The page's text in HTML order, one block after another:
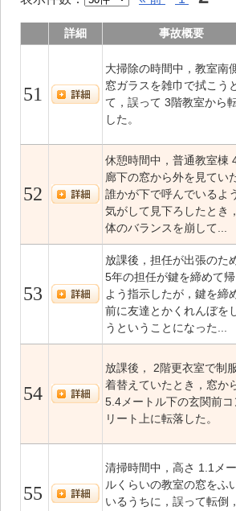
詳細 事故概要
51
大掃除の時間中，教室南
窓ガラスを雑巾で拭こう
て，誤って 3階教室から
した。
52
休憩時間中，普通教室棟
廊下の窓から外を見てい
誰かが下で呼んでいるよ
気がして見下ろしたとき
体のバランスを崩して...
53
放課後，担任が出張のた
5年の担任が鍵を締めて帰
よう指示したが，鍵を締
前に友達とかくれんぼを
うということになった...
54
放課後， 2階更衣室で制
着替えていたとき，窓か
5.4メートル下の玄関前コ
リート上に転落した。
55
清掃時間中，高さ 1.1メ
ルくらいの教室の窓をふ
いるうちに，誤って転倒